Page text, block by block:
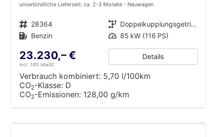
unverbindliche Lieferzeit: ca. 2-3 Monate Neuwagen
Fahrzeugnr. 28364 Getriebe
Doppelkupplungsgetriebe (DSG)
Kraftstoff Benzin Leistung 85 kW (116 PS)
23.230,– €
incl. 19% MwSt.
Details
Verbrauch kombiniert: 5,70 l/100km
CO2-Klasse: D
CO2-Emissionen: 128,00 g/km